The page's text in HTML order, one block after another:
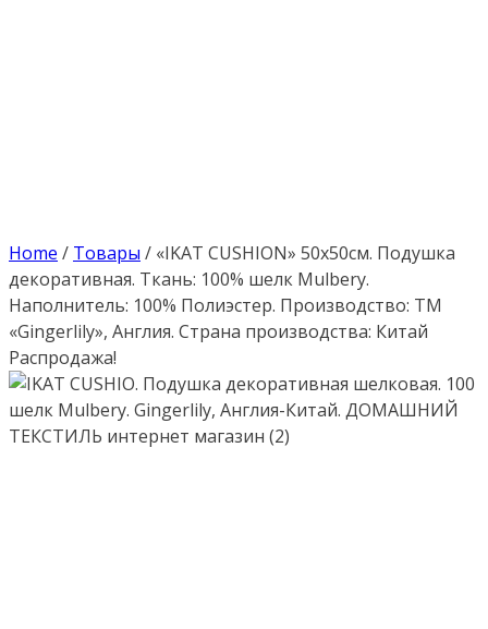
Home / Товары / «IKAT CUSHION» 50х50см. Подушка
декоративная. Ткань: 100% шелк Mulbery.
Наполнитель: 100% Полиэстер. Производство: ТМ
«Gingerlily», Англия. Страна производства: Китай
Распродажа!